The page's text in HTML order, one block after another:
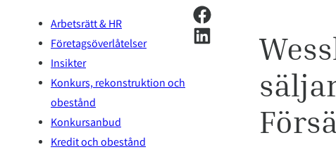
Arbetsrätt & HR
Företagsöverlåtelser
Insikter
Konkurs, rekonstruktion och
obestånd
Konkursanbud
Kredit och obestånd
Dela på Facebook
Dela på LinkedIn